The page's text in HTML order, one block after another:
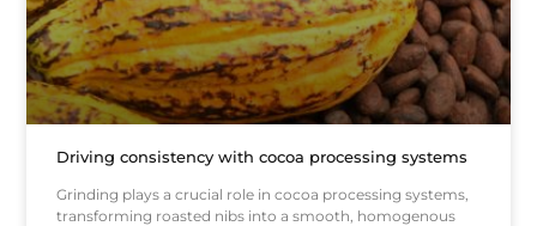
Driving consistency with cocoa processing systems
Grinding plays a crucial role in cocoa processing systems,
transforming roasted nibs into a smooth, homogenous